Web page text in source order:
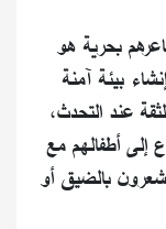
بحرية هو
بيئة آمنة
عند التحدث،
إلى أطفالهم مع
بالضيق أو